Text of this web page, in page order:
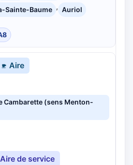
Sainte-Baume , Auriol
Aire
Cambarette (sens Menton-
Aire de service